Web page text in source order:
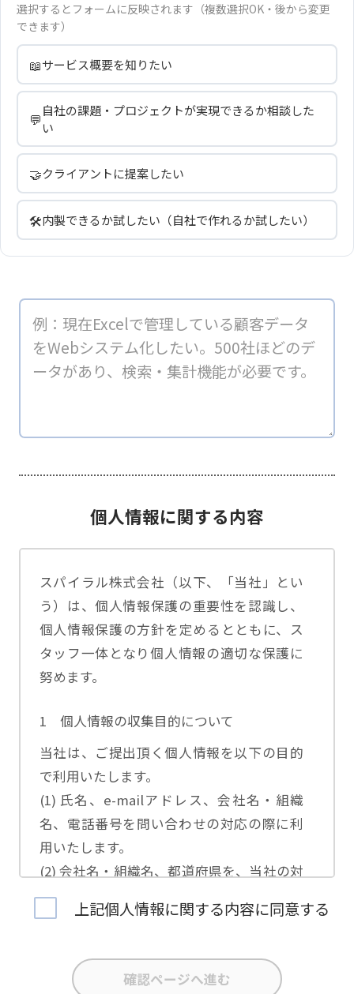
選択するとフォームに反映されます（複数選択OK・後から変更
できます）
📖サービス概要を知りたい
💬自社の課題・プロジェクトが実現できるか相談した
い
🤝クライアントに提案したい
🛠️内製できるか試したい（自社で作れるか試したい）
個人情報に関する内容
スパイラル株式会社（以下、「当社」とい
う）は、個人情報保護の重要性を認識し、
個人情報保護の方針を定めるとともに、ス
タッフ一体となり個人情報の適切な保護に
努めます。
1 個人情報の収集目的について
当社は、ご提出頂く個人情報を以下の目的
で利用いたします。
(1) 氏名、e-mailアドレス、会社名・組織
名、電話番号を問い合わせの対応の際に利
用いたします。
(2) 会社名・組織名、都道府県を、当社の対
応担当者の振り分けに利用いたします。
(3) お問合せ内容について集計分析を行い、
業活動の参考にいたします。
(4) 氏名、e-mailアドレス、会社名・組織
上記個人情報に関する内容に同意する